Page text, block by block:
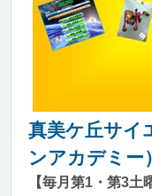
真美ケ丘サイ
ンアカデミー）
【毎月第1・第3